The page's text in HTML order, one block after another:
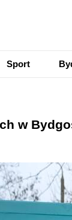
Sport
w